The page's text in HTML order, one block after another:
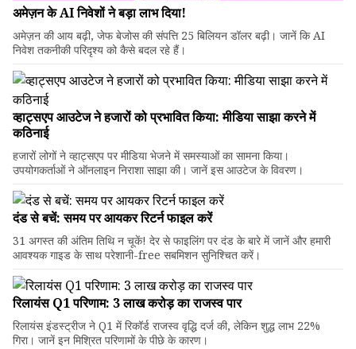
अमेज़न के AI निवेशों ने बड़ा लाभ दिया!
अमेज़न की आय बढ़ी, जेफ बेजोस की संपत्ति 25 बिलियन डॉलर बढ़ी। जानें कि AI
निवेश तकनीकी परिदृश्य को कैसे बदल रहे हैं।
व्हाट्सएप आउटेज ने हजारों को प्रभावित किया: मीडिया साझा करने में
कठिनाई
हजारों लोगों ने व्हाट्सएप पर मीडिया भेजने में समस्याओं का सामना किया।
उपयोगकर्ताओं ने ऑनलाइन निराशा साझा की। जानें इस आउटेज के विवरण।
दंड से बचें: समय पर आयकर रिटर्न फाइल करें
31 अगस्त की अंतिम तिथि न चूकें! देर से फाइलिंग पर दंड के बारे में जानें और हमारी
आवश्यक गाइड के साथ परेशानी-free सबमिशन सुनिश्चित करें।
रिलायंस Q1 परिणाम: ₹3 लाख करोड़ का राजस्व पार
रिलायंस इंडस्ट्रीज ने Q1 में रिकॉर्ड राजस्व वृद्धि दर्ज की, लेकिन शुद्ध लाभ 22%
गिरा। जानें इन मिश्रित परिणामों के पीछे के कारण।